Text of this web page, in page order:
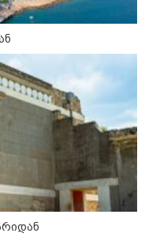
658.30
1761.90
1501.50